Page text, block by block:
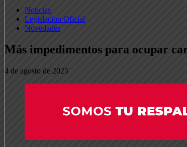
Noticias
Legislacion Oficial
Novedades
Más impedimentos para ocupar
4 de agosto de 2025